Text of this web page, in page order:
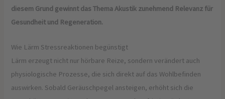
diesem Grund gewinnt das Thema Akustik zunehmend Relevanz für
Gesundheit und Regeneration.
Wie Lärm Stressreaktionen begünstigt
Lärm erzeugt nicht nur hörbare Reize, sondern verändert auch
physiologische Prozesse, die sich direkt auf das Wohlbefinden
auswirken. Sobald Geräuschpegel ansteigen, erhöht sich die